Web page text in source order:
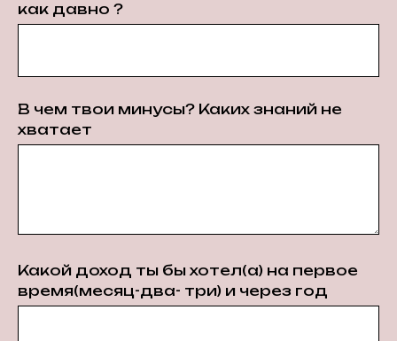
как давно ?
В чем твои минусы? Каких знаний не
хватает
Какой доход ты бы хотел(а) на первое
время(месяц-два- три) и через год